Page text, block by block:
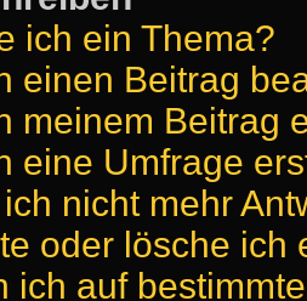
ich ein Thema?
einen Beitrag
meinem Beitrag
eine Umfrage
nicht mehr
oder lösche ich
ich auf